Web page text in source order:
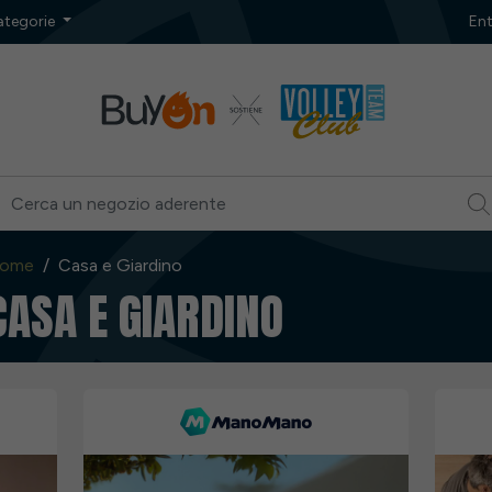
Casa e Giardino
E GIARDINO